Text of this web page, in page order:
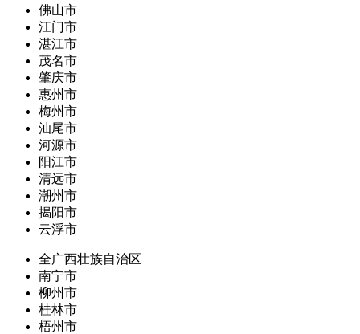
佛山市
江门市
湛江市
茂名市
肇庆市
惠州市
梅州市
汕尾市
河源市
阳江市
清远市
潮州市
揭阳市
云浮市
全广西壮族自治区
南宁市
柳州市
桂林市
梧州市